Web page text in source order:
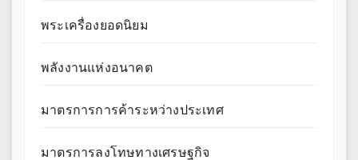
พระเครื่องยอดนิยม
พลังงานแห่งอนาคต
มาตรการการค้าระหว่างประเทศ
มาตรการลงโทษทางเศรษฐกิจ